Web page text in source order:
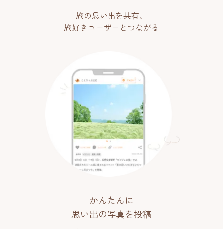
旅の思い出を共有、
旅好きユーザーとつながる
かんたんに
思い出の写真を投稿